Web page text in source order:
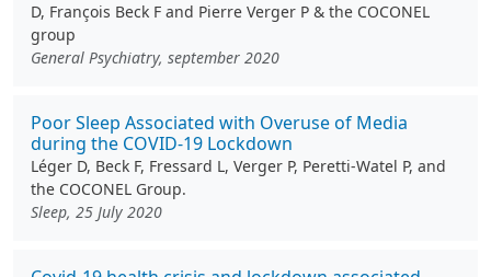
D, François Beck F and Pierre Verger P & the COCONEL
group
General Psychiatry, september 2020
Poor Sleep Associated with Overuse of Media
during the COVID-19 Lockdown
Léger D, Beck F, Fressard L, Verger P, Peretti-Watel P, and
the COCONEL Group.
Sleep, 25 July 2020